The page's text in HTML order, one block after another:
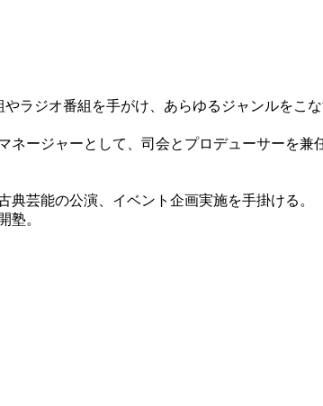
ラジオ番組を手がけ、あらゆるジャンルをこな
ージャーとして、司会とプロデューサーを兼
芸能の公演、イベント企画実施を手掛ける。
塾。